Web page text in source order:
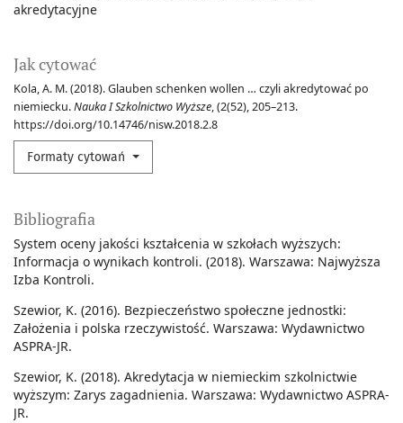
akredytacyjne
Jak cytować
Kola, A. M. (2018). Glauben schenken wollen … czyli akredytować po
niemiecku.Nauka I Szkolnictwo Wyższe, (2(52), 205–213.
https://doi.org/10.14746/nisw.2018.2.8
Formaty cytowań
Bibliografia
System oceny jakości kształcenia w szkołach wyższych:
Informacja o wynikach kontroli. (2018). Warszawa: Najwyższa
Izba Kontroli.
Szewior, K. (2016). Bezpieczeństwo społeczne jednostki:
Założenia i polska rzeczywistość. Warszawa: Wydawnictwo
ASPRA-JR.
Szewior, K. (2018). Akredytacja w niemieckim szkolnictwie
wyższym: Zarys zagadnienia. Warszawa: Wydawnictwo ASPRA-
JR.